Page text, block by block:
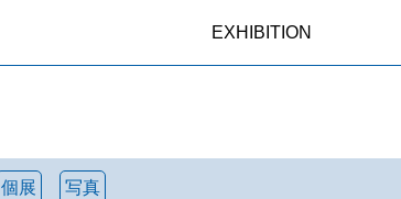
EXHIBITION
個展 写真